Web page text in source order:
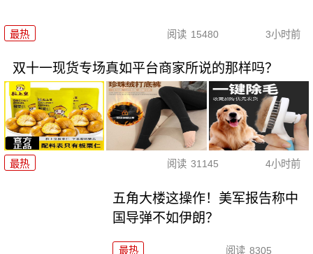
最热 阅读 15480 3小时前
双十一现货专场真如平台商家所说的那样吗？
最热 阅读 31145 4小时前
五角大楼这操作！美军报告称中
国导弹不如伊朗？
最热 阅读 8305